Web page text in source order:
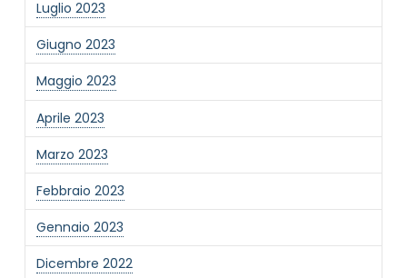
Luglio 2023
Giugno 2023
Maggio 2023
Aprile 2023
Marzo 2023
Febbraio 2023
Gennaio 2023
Dicembre 2022